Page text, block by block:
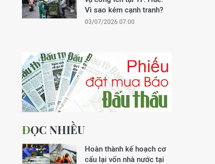
Vì sao kém cạnh tranh?
03/07/2026 07:00
ĐỌC NHIỀU
Hoàn thành kế hoạch cơ
cấu lại vốn nhà nước tại